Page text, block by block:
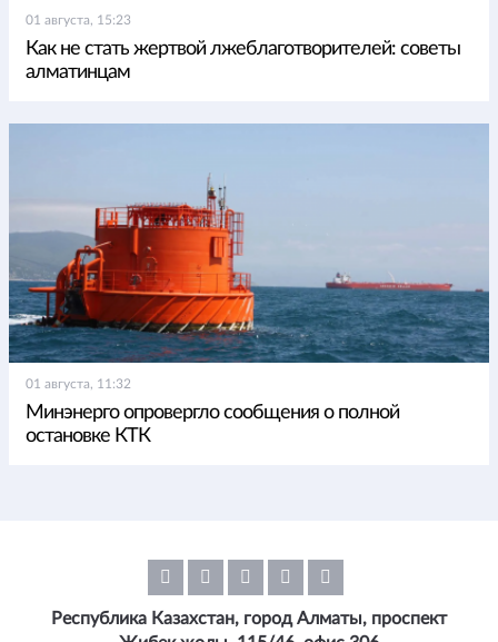
01 августа, 15:23
Как не стать жертвой лжеблаготворителей: советы
алматинцам
01 августа, 11:32
Минэнерго опровергло сообщения о полной
остановке КТК
Республика Казахстан, город Алматы, проспект